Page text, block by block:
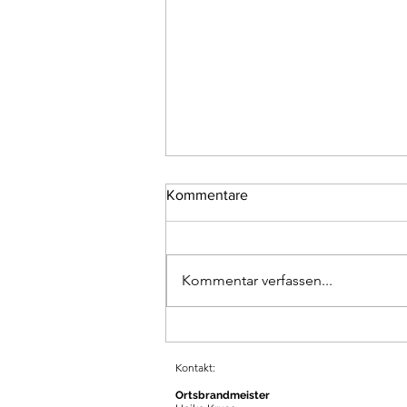
Kommentare
Kommentar verfassen...
Kontakt:
Ortsbrandmeister